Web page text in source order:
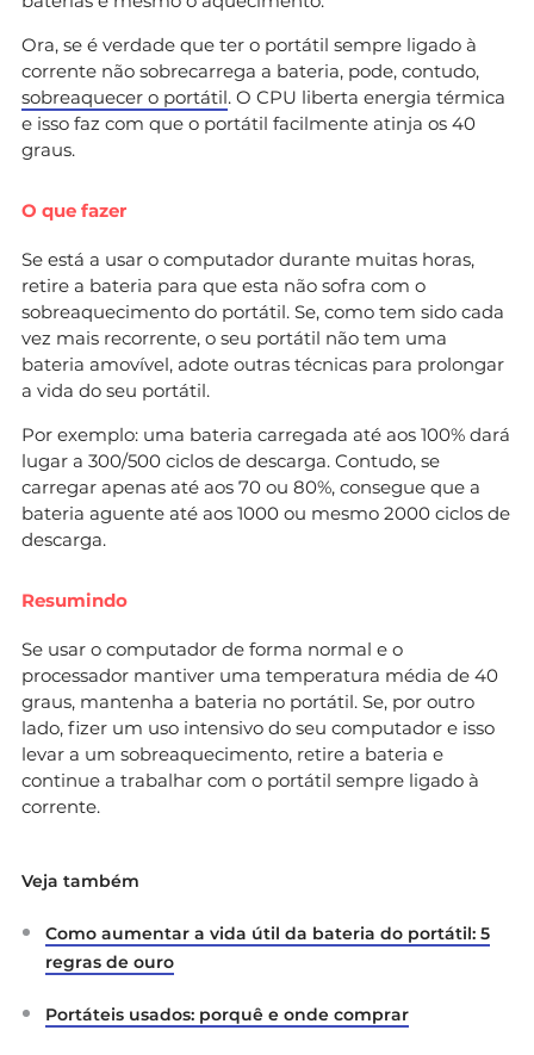
Ora, se é verdade que ter o portátil sempre ligado à
corrente não sobrecarrega a bateria, pode, contudo,
sobreaquecer o portátil. O CPU liberta energia térmica
e isso faz com que o portátil facilmente atinja os 40
graus.
O que fazer
Se está a usar o computador durante muitas horas,
retire a bateria para que esta não sofra com o
sobreaquecimento do portátil. Se, como tem sido cada
vez mais recorrente, o seu portátil não tem uma
bateria amovível, adote outras técnicas para prolongar
a vida do seu portátil.
Por exemplo: uma bateria carregada até aos 100% dará
lugar a 300/500 ciclos de descarga. Contudo, se
carregar apenas até aos 70 ou 80%, consegue que a
bateria aguente até aos 1000 ou mesmo 2000 ciclos de
descarga.
Resumindo
Se usar o computador de forma normal e o
processador mantiver uma temperatura média de 40
graus, mantenha a bateria no portátil. Se, por outro
lado, fizer um uso intensivo do seu computador e isso
levar a um sobreaquecimento, retire a bateria e
continue a trabalhar com o portátil sempre ligado à
corrente.
Veja também
Como aumentar a vida útil da bateria do portátil: 5
regras de ouro
Portáteis usados: porquê e onde comprar